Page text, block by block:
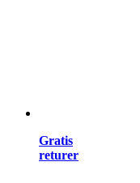
Gratis
returer